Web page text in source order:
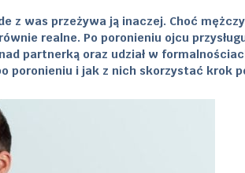
z was przeżywa ją inaczej. Choć
realne. Po poronieniu ojcu
partnerką oraz udział w
poronieniu i jak z nich skorzystać krok